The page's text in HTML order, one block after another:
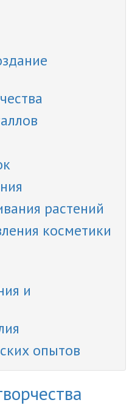
растений
косметики
и
опытов